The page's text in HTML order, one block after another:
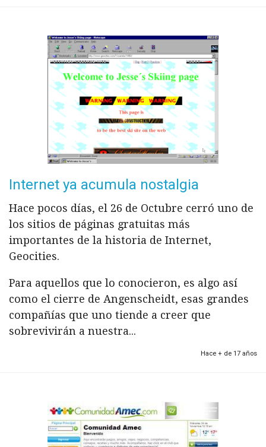
Internet ya acumula nostalgia
Hace pocos días, el 26 de Octubre cerró uno de
los sitios de páginas gratuitas más
importantes de la historia de Internet,
Geocities.
Para aquellos que lo conocieron, es algo así
como el cierre de Angenscheidt, esas grandes
compañías que uno tiende a creer que
sobrevivirán a nuestra...
Hace + de 17 años